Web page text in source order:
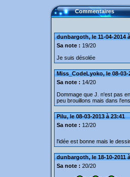
Commentaires
dunbargoth, le 11-04-2014
Sa note : 19/20
Je suis désolée
Miss_CodeLyoko, le 08-03-
Sa note : 14/20
Dommage que J. n'est pas
peu brouillons mais dans
Pilu, le 08-03-2013 à 23:41
Sa note : 12/20
l'idée est bonne mais le
dunbargoth, le 18-10-2011
Sa note : 20/20